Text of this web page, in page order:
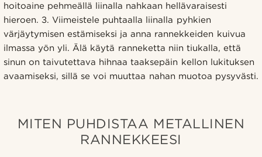
hoitoaine pehmeällä liinalla nahkaan hellävaraisesti
hieroen. 3. Viimeistele puhtaalla liinalla pyhkien
värjäytymisen estämiseksi ja anna rannekkeiden kuivua
ilmassa yön yli. Älä käytä ranneketta niin tiukalla, että
sinun on taivutettava hihnaa taaksepäin kellon lukituksen
avaamiseksi, sillä se voi muuttaa nahan muotoa pysyvästi.
MITEN PUHDISTAA METALLINEN
RANNEKKEESI